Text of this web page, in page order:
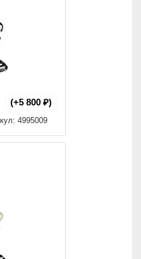
4995009
(+5 800 ₽)